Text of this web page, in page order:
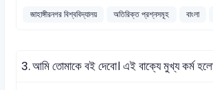
জাহাঙ্গীরনগর বিশ্ববিদ্যালয় অতিরিক্ত প্রশ্নসমূহ বাংলা
3.আমি তোমাকে বই দেবো। এই বাক্যে মুখ্য কর্ম